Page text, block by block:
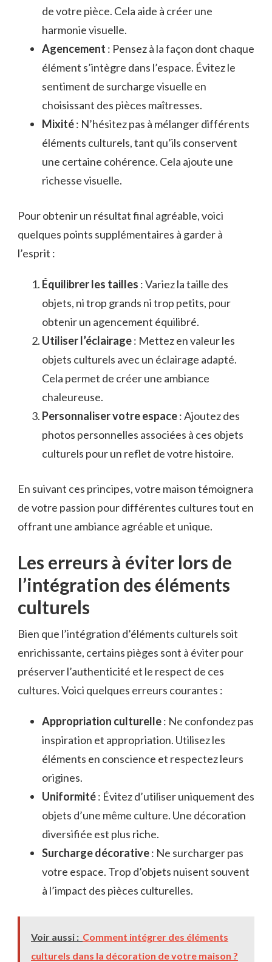
de votre pièce. Cela aide à créer une
harmonie visuelle.
Agencement : Pensez à la façon dont chaque
élément s’intègre dans l’espace. Évitez le
sentiment de surcharge visuelle en
choisissant des pièces maîtresses.
Mixité: N’hésitez pas à mélanger différents
éléments culturels, tant qu’ils conservent
une certaine cohérence. Cela ajoute une
richesse visuelle.
Pour obtenir un résultat final agréable, voici
quelques points supplémentaires à garder à
l’esprit :
Équilibrer les tailles : Variez la taille des
objets, ni trop grands ni trop petits, pour
obtenir un agencement équilibré.
Utiliser l’éclairage: Mettez en valeur les
objets culturels avec un éclairage adapté.
Cela permet de créer une ambiance
chaleureuse.
Personnaliser votre espace: Ajoutez des
photos personnelles associées à ces objets
culturels pour un reflet de votre histoire.
En suivant ces principes, votre maison témoignera
de votre passion pour différentes cultures tout en
offrant une ambiance agréable et unique.
Les erreurs à éviter lors de
l’intégration des éléments
culturels
Bien que l’intégration d’éléments culturels soit
enrichissante, certains pièges sont à éviter pour
préserver l’authenticité et le respect de ces
cultures. Voici quelques erreurs courantes :
Appropriation culturelle: Ne confondez pas
inspiration et appropriation. Utilisez les
éléments en conscience et respectez leurs
origines.
Uniformité: Évitez d’utiliser uniquement des
objets d’une même culture. Une décoration
diversifiée est plus riche.
Surcharge décorative: Ne surcharger pas
votre espace. Trop d’objets nuisent souvent
à l’impact des pièces culturelles.
Voir aussi : Comment intégrer des éléments
culturels dans la décoration de votre maison ?